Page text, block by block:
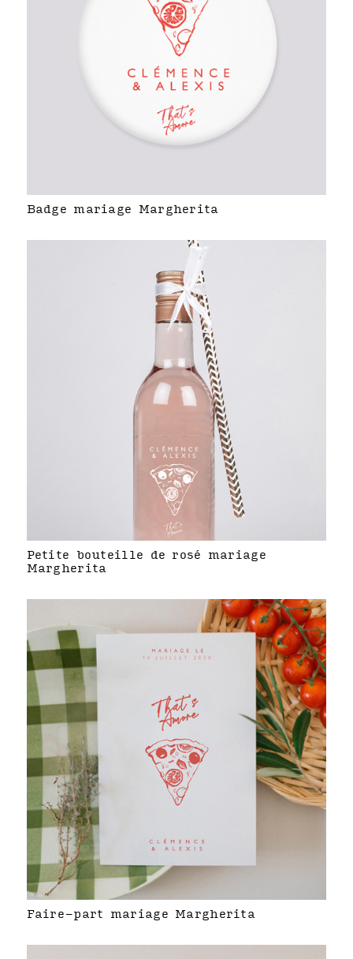
Badge mariage Margherita
Petite bouteille de rosé mariage
Margherita
Faire-part mariage Margherita